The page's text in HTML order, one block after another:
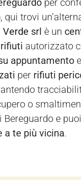
per
qui trovi
Verde srl è un
autorizzato
appuntamento e
per rifiuti
o
Bereguardo e
a te più vicina.